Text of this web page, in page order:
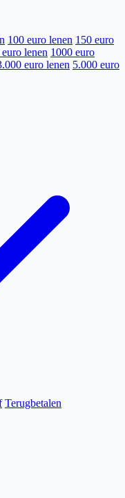
100 euro lenen 150 euro
lenen 1000 euro
euro lenen 5.000 euro
Terugbetalen